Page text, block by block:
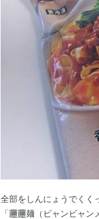
全部をしんにょうでくく
「𰻞𰻞麺（ビャンビャ